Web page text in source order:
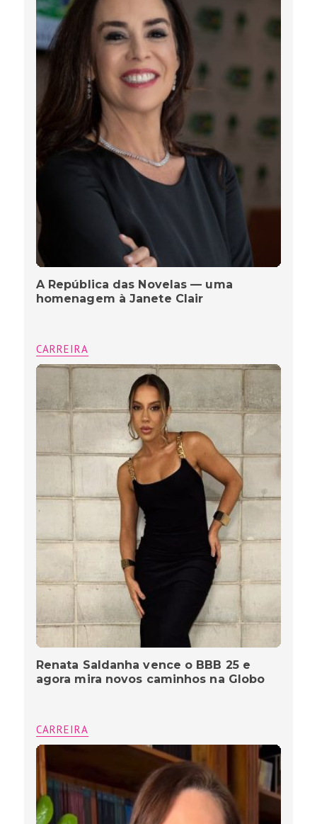
A República das Novelas — uma
homenagem à Janete Clair
CARREIRA
Renata Saldanha vence o BBB 25 e
agora mira novos caminhos na Globo
CARREIRA